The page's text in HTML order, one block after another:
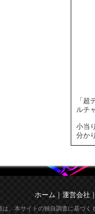
「
ルチ
小当
分か
ホーム ｜ 運営会社 ｜
、本サイトの独自調査に基づく